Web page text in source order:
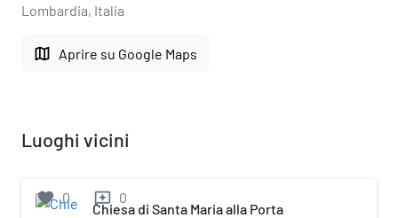
Lombardia, Italia
map Aprire su Google Maps
Luoghi vicini
favorite 0 reviews 0
Chiesa di Santa Maria alla Porta